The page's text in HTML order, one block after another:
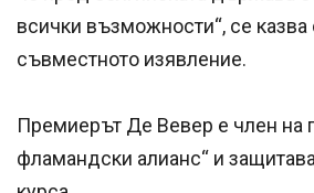
всички възможности“, се
съвместното изявление.
Премиерът Де Вевер е член на
фламандски алианс“ и